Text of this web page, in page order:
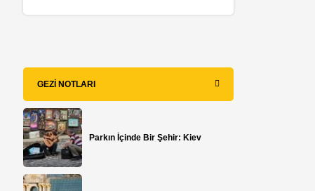
GEZI NOTLARI
Parkın İçinde Bir Şehir: Kiev